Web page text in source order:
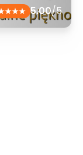
5.00/5